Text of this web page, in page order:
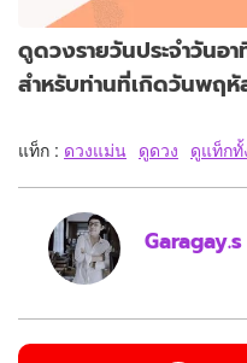
ดูดวงรายวันประจำวัน
สำหรับท่านที่เกิดวันพฤ
แท็ก : ดวงแม่น ดูดวง ดูแท็ก
Garagay.s